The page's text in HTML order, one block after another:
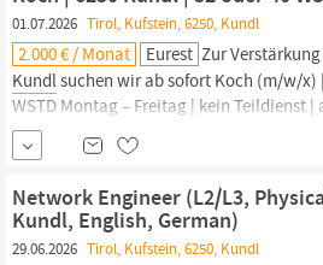
01.07.2026 Tirol, Kufstein, 6250, Kundl
2.000 € / Monat Eurest Zur Verstärkung
Kundlsuchen wir ab sofort Koch (m/w/x)
WSTD Montag – Freitag | kein Teildienst |
Bereich: Koch:Köchin Ort: 6250
oder Teilzeit Beginn: ab sofort bewerben
Network Engineer (L2/L3,
Kundl, English, German)
29.06.2026 Tirol, Kufstein, 6250, Kundl